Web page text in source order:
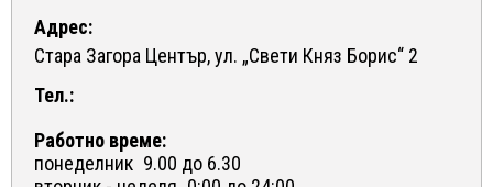
Адрес:
Стара Загора Център, ул. „Свети Княз Борис“ 2
Тел.:
Работно време:
понеделник 9.00 до 6.30